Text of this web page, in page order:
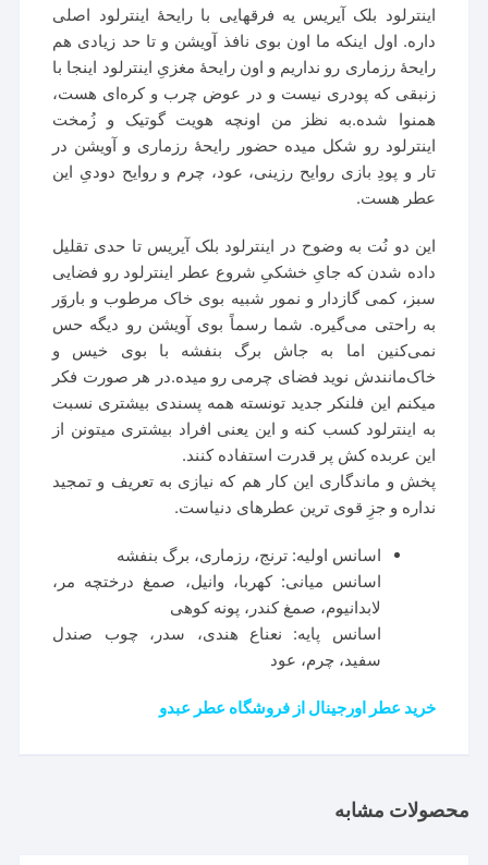
اینترلود بلک آیریس یه فرقهایی با رایحۀ اینترلود اصلی
داره. اول اینکه ما اون بوی نافذ آویشن و تا حد زیادی هم
رایحۀ رزماری رو نداریم و اون رایحۀ مغزیِ اینترلود اینجا با
زنبقی که پودری نیست و در عوض چرب و کره‌ای هست،
همنوا شده.به نظز من اونچه هویت گوتیک و زُمخت
اینترلود رو شکل میده حضور رایحۀ رزماری و آویشن در
تار و پودِ بازی روایح رزینی، عود، چرم و روایح دودیِ این
عطر هست.
این دو نُت به وضوح در اینترلود بلک آیریس تا حدی تقلیل
داده شدن که جایِ خشکیِ شروع عطر اینترلود رو فضایی
سبز، کمی گازدار و نمور شبیه بوی خاک مرطوب و باروَر
به راحتی می‌گیره. شما رسماً بوی آویشن رو دیگه حس
نمی‌کنین اما به جاش برگ بنفشه با بوی خیس و
خاک‌مانندش نوید فضای چرمی رو میده.در هر صورت فکر
میکنم این فلنکر جدید تونسته همه پسندی بیشتری نسبت
به اینترلود کسب کنه و این یعنی افراد بیشتری میتونن از
این عربده کش پر قدرت استفاده کنند.
پخش و ماندگاری این کار هم که نیازی به تعریف و تمجید
نداره و جزِ قوی ترین عطرهای دنیاست.
اسانس اولیه: ترنج، رزماری، برگ بنفشه
اسانس میانی: کهربا، وانیل، صمغ درختچه مر،
لابدانیوم، صمغ کندر، پونه کوهی
اسانس پایه: نعناع هندی، سدر، چوب صندل
سفید، چرم، عود
خرید عطر اورجینال از فروشگاه عطر عبدو
محصولات مشابه